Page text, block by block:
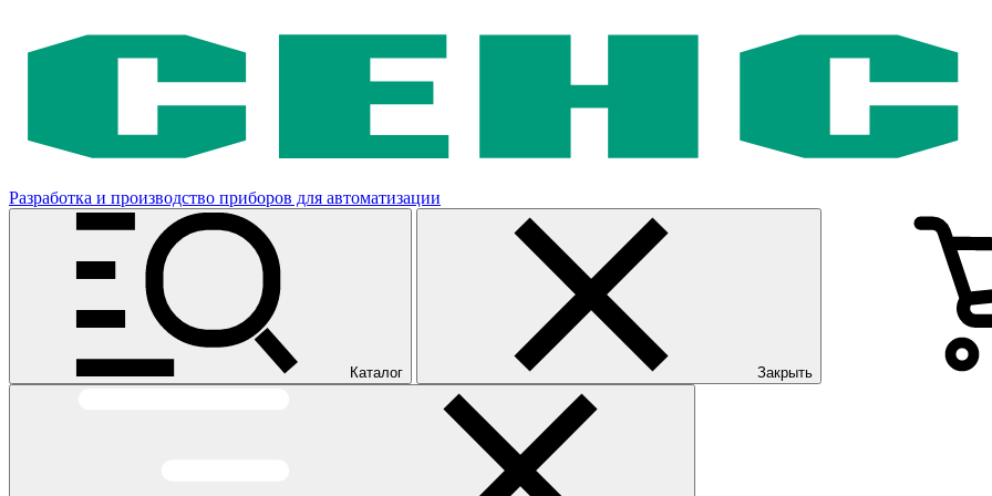
Разработка и производство приборов для автоматизации
Каталог Закрыть